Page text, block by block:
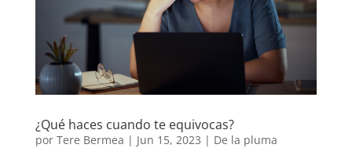
¿Qué haces cuando te equivocas?
por Tere Bermea | Jun 15, 2023 | De la pluma